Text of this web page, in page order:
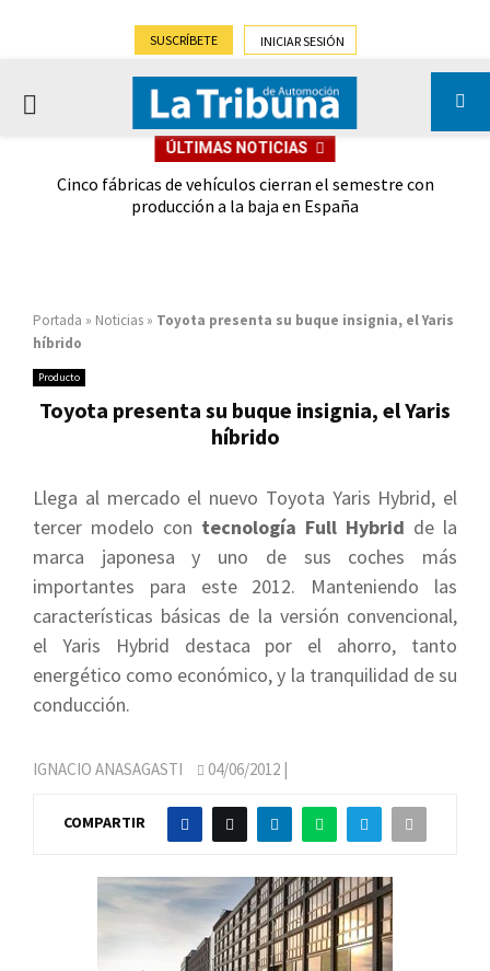
SUSCRÍBETE INICIAR SESIÓN
PRIMARY
ÚLTIMAS NOTICIAS
Cinco fábricas de vehículos cierran el semestre con
producción a la baja en España
Portada » Noticias » Toyota presenta su buque insignia, el Yaris
híbrido
Producto
Toyota presenta su buque insignia, el Yaris
híbrido
Llega al mercado el nuevo Toyota Yaris Hybrid, el
tercer modelo con tecnología Full Hybrid de la
marca japonesa y uno de sus coches más
importantes para este 2012. Manteniendo las
características básicas de la versión convencional,
el Yaris Hybrid destaca por el ahorro, tanto
energético como económico, y la tranquilidad de su
conducción.
IGNACIO ANASAGASTI 04/06/2012 |
COMPARTIR